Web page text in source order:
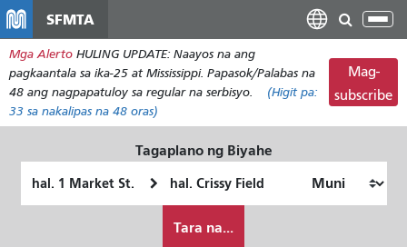
pangunahing
nilalaman
SFMTA
I-
ang
Mga Alerto HULING UPDATE: Naayos na ang
pagkaantala sa ika-25 at Mississippi. Papasok/Palabas na
48 ang nagpapatuloy sa regular na serbisyo.
(Higit pa:
33 sa nakalipas na 48 oras)
Mag-
subscribe
Tagaplano ng Biyahe
ko
Tara na...